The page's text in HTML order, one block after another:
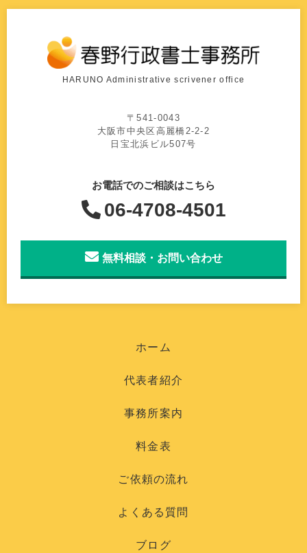
HARUNO Administrative scrivener office
〒541-0043
大阪市中央区高麗橋2-2-2
日宝北浜ビル507号
お電話でのご相談はこちら
06-4708-4501
無料相談・お問い合わせ
ホーム
代表者紹介
事務所案内
料金表
ご依頼の流れ
よくある質問
ブログ